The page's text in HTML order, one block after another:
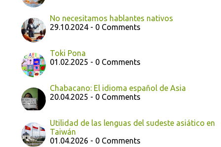
No necesitamos hablantes nativos
29.10.2024 - 0 Comments
Toki Pona
01.02.2025 - 0 Comments
Chabacano: El idioma español de Asia
20.04.2025 - 0 Comments
Utilidad de las lenguas del sudeste asiático en
Taiwán
01.04.2026 - 0 Comments